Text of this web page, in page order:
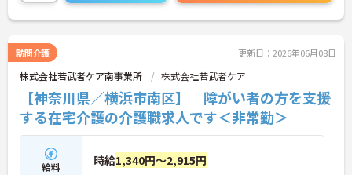
訪問介護 更新日：2026年06月08日
株式会社若武者ケア南事業所 株式会社若武者ケア
【神奈川県／横浜市南区】 障がい者の方を支援
する在宅介護の介護職求人です＜非常勤＞
給料 時給1,340円～2,915円